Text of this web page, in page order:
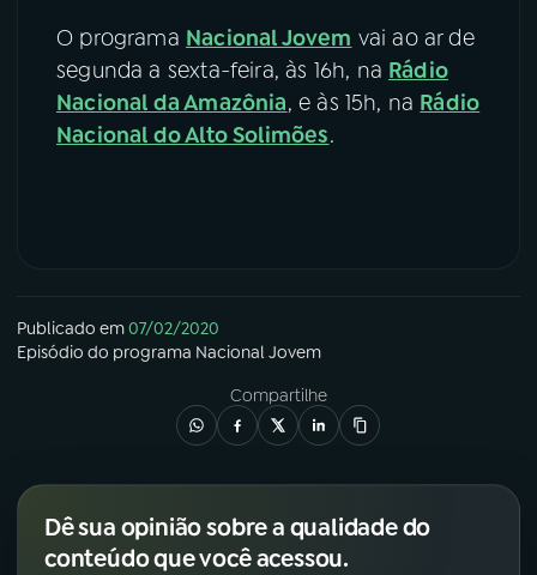
O programa Nacional Jovem vai ao ar de
segunda a sexta-feira, às 16h, na Rádio
Nacional da Amazônia, e às 15h, na Rádio
Nacional do Alto Solimões.
Publicado em07/02/2020
Episódio do programa Nacional Jovem
Compartilhe
Dê sua opinião sobre a qualidade do
conteúdo que você acessou.